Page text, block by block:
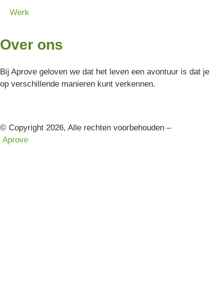
Werk
Over ons
Bij Aprove geloven we dat het leven een avontuur is dat je
op verschillende manieren kunt verkennen.
© Copyright 2026, Alle rechten voorbehouden –
Aprove